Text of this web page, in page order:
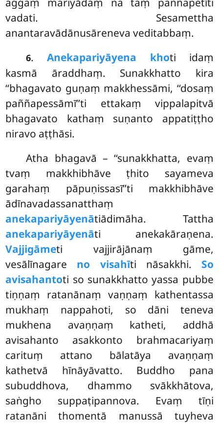
vadati. Sesamettha
anantaravādānusāreneva veditabbaṃ.
6.Anekapariyāyena khoti idaṃ
kasmā āraddhaṃ. Sunakkhatto kira
‘‘bhagavato guṇaṃ makkhessāmi, ‘‘dosaṃ
paññapessāmī’’ti ettakaṃ vippalapitvā
bhagavato kathaṃ suṇanto appatiṭṭho
niravo aṭṭhāsi.
Atha bhagavā – ‘‘sunakkhatta, evaṃ
tvaṃ makkhibhāve ṭhito sayameva
garahaṃ pāpuṇissasī’’ti makkhibhāve
ādīnavadassanatthaṃ
anekapariyāyenātiādimāha. Tattha
anekapariyāyenāti anekakāraṇena.
Vajjigāmeti vajjirājānaṃ gāme,
vesālīnagare no visahīti nāsakkhi. So
avisahantoti so sunakkhatto yassa pubbe
tiṇṇaṃ ratanānaṃ vaṇṇaṃ kathentassa
mukhaṃ nappahoti, so dāni teneva
mukhena avaṇṇaṃ katheti, addhā
avisahanto asakkonto brahmacariyaṃ
carituṃ attano bālatāya avaṇṇaṃ
kathetvā hīnāyāvatto. Buddho pana
subuddhova, dhammo svākkhātova,
saṅgho suppaṭipannova. Evaṃ tīṇi
ratanāni thomentā manussā tuyheva